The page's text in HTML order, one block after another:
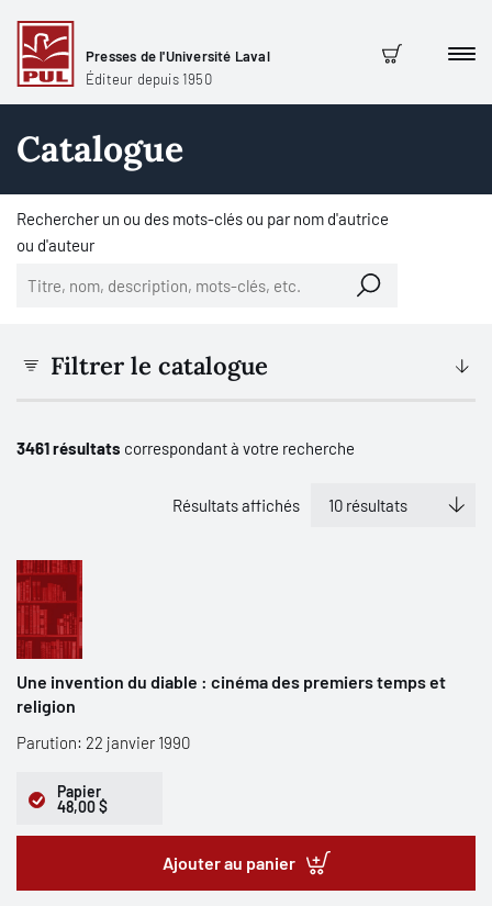
Presses de l'Université Laval
Éditeur depuis 1950
Panier
Catalogue
Rechercher un ou des mots-clés ou par nom d'autrice
ou d'auteur
Filtrer le catalogue
3461 résultats correspondant à votre recherche
Résultats affichés
Une invention du diable : cinéma des premiers temps et
religion
Parution: 22 janvier 1990
Papier
48,00 $
Ajouter au panier